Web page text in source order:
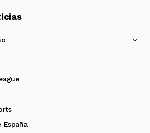
España